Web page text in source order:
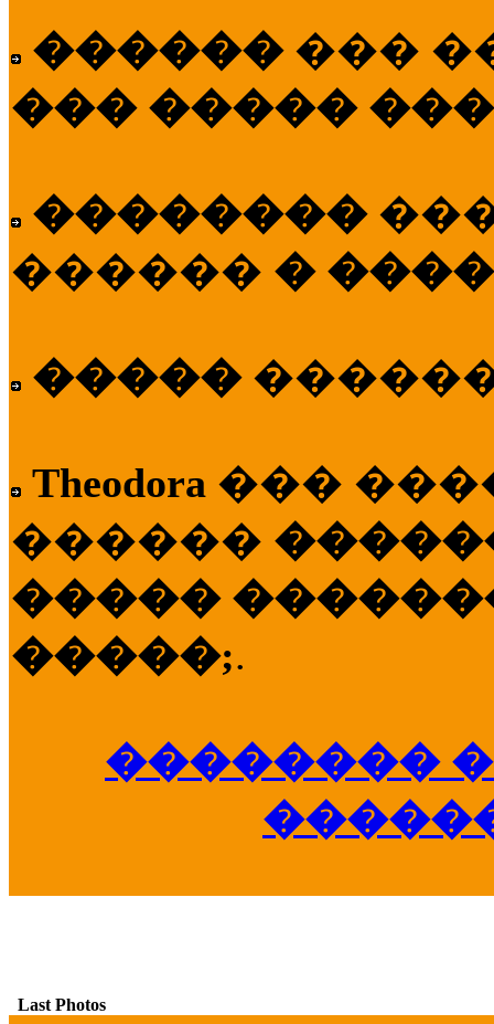
������ ���
��� �����
��������
������ �
�����
Theodora ���
������
�����
�����;.
��������
Last Photos